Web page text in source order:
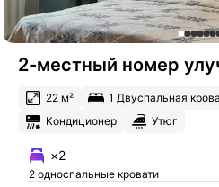
2-местный номер
22 м² 1 Двуспальная
Кондиционер
Утюг
×2
2 односпальные кровати